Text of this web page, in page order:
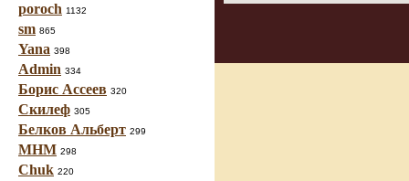
poroch 1132
sm 865
Yana 398
Admin 334
Борис Ассеев 320
Скилеф 305
Белков Альберт 299
МНМ 298
Chuk 220